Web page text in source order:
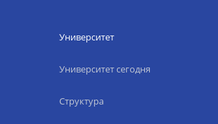
Университет
Университет сегодня
Структура